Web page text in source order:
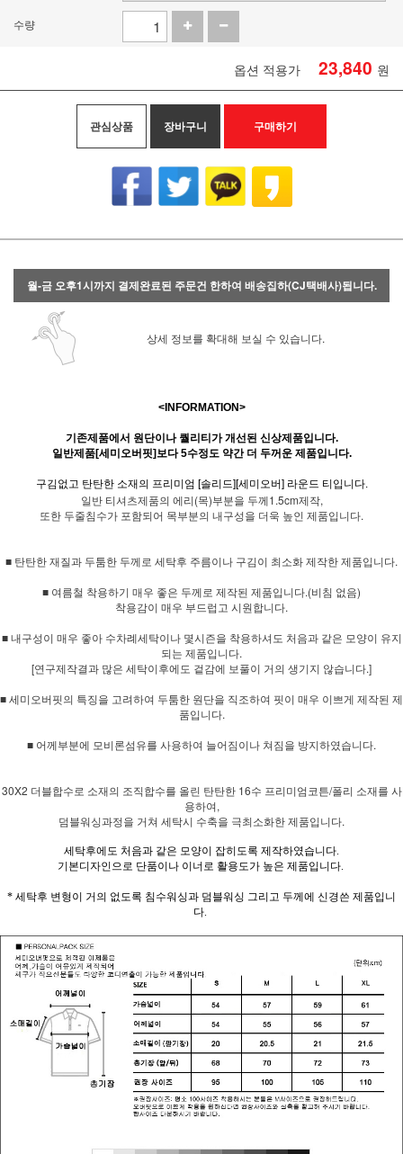
수량
옵션 적용가 23,840 원
관심상품 장바구니 구매하기
월-금 오후1시까지 결제완료된 주문건 한하여 배송집하(CJ택배사)됩니다.
상세 정보를 확대해 보실 수 있습니다.
<INFORMATION>
기존제품에서 원단이나 퀄리티가 개선된 신상제품입니다.
일반제품[세미오버핏]보다 5수정도 약간 더 두꺼운 제품입니다.
구김없고 탄탄한 소재의 프리미엄 [솔리드][세미오버] 라운드 티입니다.
일반 티셔츠제품의 에리(목)부분을 두께1.5cm제작,
또한 두줄침수가 포함되어 목부분의 내구성을 더욱 높인 제품입니다.
■ 탄탄한 재질과 두툼한 두께로 세탁후 주름이나 구김이 최소화 제작한 제품입니다.
■ 여름철 착용하기 매우 좋은 두께로 제작된 제품입니다.(비침 없음)
착용감이 매우 부드럽고 시원합니다.
■ 내구성이 매우 좋아 수차례세탁이나 몇시즌을 착용하셔도 처음과 같은 모양이 유지
되는 제품입니다.
[연구제작결과 많은 세탁이후에도 겉감에 보풀이 거의 생기지 않습니다.]
■ 세미오버핏의 특징을 고려하여 두툼한 원단을 직조하여 핏이 매우 이쁘게 제작된 제
품입니다.
■ 어께부분에 모비론섬유를 사용하여 늘어짐이나 쳐짐을 방지하였습니다.
30X2 더블합수로 소재의 조직합수를 올린 탄탄한 16수 프리미엄코튼/폴리 소재를 사
용하여,
덤블워싱과정을 거쳐 세탁시 수축을 극최소화한 제품입니다.
세탁후에도 처음과 같은 모양이 잡히도록 제작하였습니다.
기본디자인으로 단품이나 이너로 활용도가 높은 제품입니다.
* 세탁후 변형이 거의 없도록 침수워싱과 덤블워싱 그리고 두께에 신경쓴 제품입니
다.